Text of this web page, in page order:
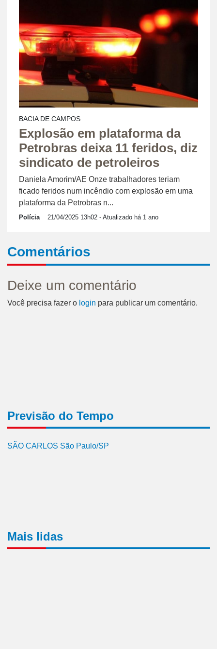
BACIA DE CAMPOS
Explosão em plataforma da
Petrobras deixa 11 feridos, diz
sindicato de petroleiros
Daniela Amorim/AE Onze trabalhadores teriam
ficado feridos num incêndio com explosão em uma
plataforma da Petrobras n...
Polícia 21/04/2025 13h02 - Atualizado há 1 ano
Comentários
Deixe um comentário
Você precisa fazer o login para publicar um comentário.
Previsão do Tempo
SÃO CARLOS São Paulo/SP
Mais lidas